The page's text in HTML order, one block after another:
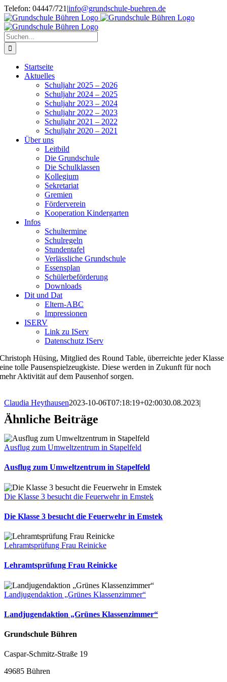
Zum
Inhalt
springen
Telefon: 04447/721 |info@grundschule-buehren.de
Suche
nach:
Startseite
Aktuelles
Schuljahr 2025 – 2026
Schuljahr 2024 – 2025
Schuljahr 2023 – 2024
Schuljahr 2022 – 2023
Schuljahr 2021 – 2022
Schuljahr 2020 – 2021
Über uns
Leitbild
Die Grundschule
Die Schulklassen
Kollegium
Sekretariat
Gremien
Förderverein
Kooperation Kindergarten
Infos
Schultermine
Schulregeln
Stundentafel
Verlässliche Grundschule
Essensplan
Schülerbeförderung
Downloads
Dit und Dat
Eltern-ABC
Impressionen
ISERV
Link zu IServ
Datenschutz IServ
Christoph Hüsing, Mitglied des Round Table, überreichte jeder Klasse
eine tolle Pausenspielzeugkiste. Diese werden in Zukunft für noch
mehr Aktivität auf dem Pausenhof sorgen.
Claudia Heythausen2023-10-06T07:18:19+02:0030.08.2023|
Ähnliche Beiträge
Ausflug zum Umweltzentrum in Stapelfeld
Ausflug zum Umweltzentrum in Stapelfeld
Die Klasse 3 besucht die Feuerwehr in Emstek
Die Klasse 3 besucht die Feuerwehr in Emstek
Lehramtsprüfung Frau Reinicke
Lehramtsprüfung Frau Reinicke
Landjugendaktion „Grünes Klassenzimmer“
Landjugendaktion „Grünes Klassenzimmer“
Grundschule Bühren
Caspar-Schmitz-Straße 19
49685 Bühren